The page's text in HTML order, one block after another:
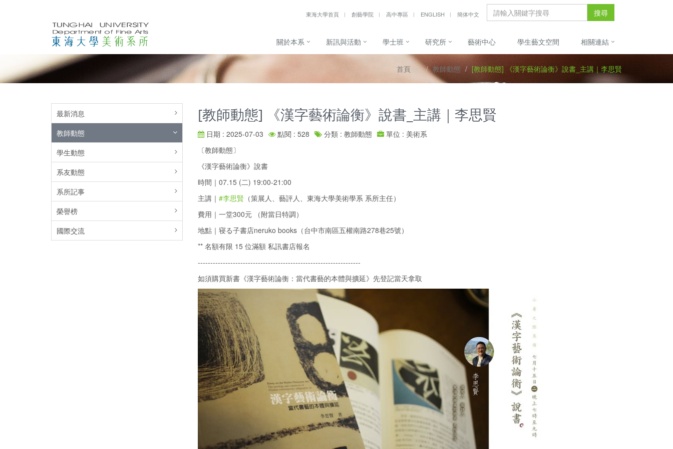
東海大學首頁 創藝學院 高中專區 ENGLISH 簡体中文 搜尋
關於本系 新訊與活動 學士班 研究所 藝術中心 學生藝文空間 相關連結
首頁 教師動態 [教師動態] 《漢字藝術論衡》說書_主講｜李思賢
最新消息
教師動態
學生動態
系友動態
系所記事
榮譽榜
國際交流
[教師動態] 《漢字藝術論衡》說書_主講｜李思賢
日期 : 2025-07-03 點閱 : 528 分類 : 教師動態
單位 : 美術系
〔教師動態〕
《漢字藝術論衡》說書
時間｜07.15 (二) 19:00-21:00
主講｜ #李思賢 （策展人、藝評人、東海大學美術學系 系所主任）
費用｜一堂300元 （附當日特調）
地點｜寝る子書店neruko books（台中市南區五權南路278巷25號）
** 名額有限 15 位滿額 私訊書店報名
-----------------------------------------------------------------
如須購買新書《漢字藝術論衡：當代書藝的本體與擴延》先登記當天拿取